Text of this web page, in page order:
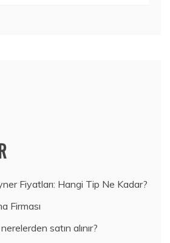
Fiyatları: Hangi Tip Ne Kadar?
Firması
satın alınır?